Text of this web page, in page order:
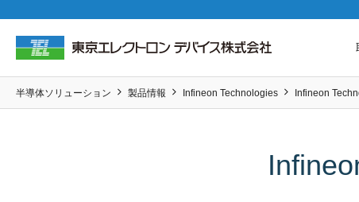
半導体ソリューション 製品情報 Infineon Technologies Infineon